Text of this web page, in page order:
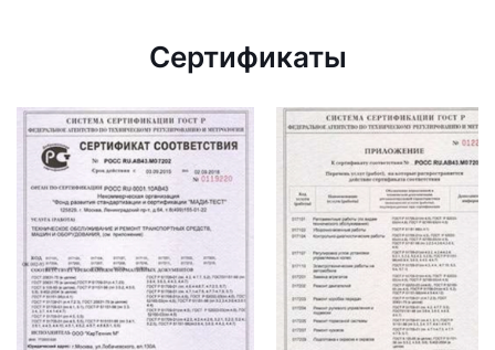
Сертификаты